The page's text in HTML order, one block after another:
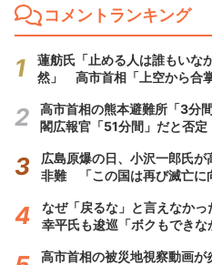
コメントランキング
蓮舫氏「止める人は誰もいな
然」 高市首相「上空から合
高市首相の熊本避難所「3分
閣広報官「51分間」だと否定
広島原爆の日、小沢一郎氏
非難 「この国は再び滅亡に
なぜ「戻るな」と言えなか
幸平氏も逡巡「ボクもできな
高市首相の被災地視察動画